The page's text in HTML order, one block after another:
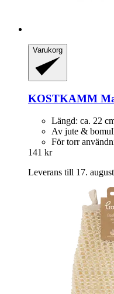
Varukorg
KOSTKAMM
Längd: ca. 22
Av jute &
För torr
141 kr
Leverans till 17.